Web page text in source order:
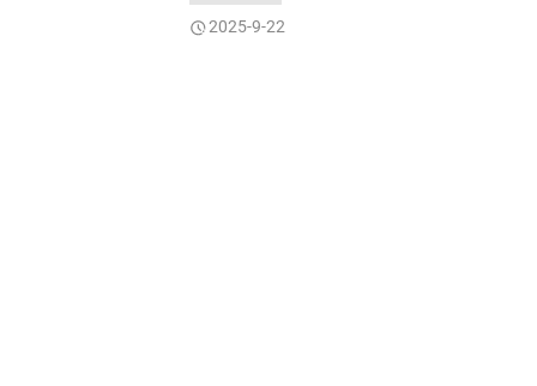
2025-9-22